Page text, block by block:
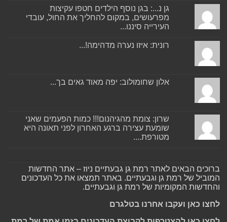
גן נ...: בגן נוסף הילדים חטפו עקיצות
מפרעושים, במקום להחליך את החול, עובדי
העירייה סיננו...
רונית: איזו נערה מדהימה!...
אלון שחומולוב: יפה מאוד גאים בך...
שרון: צומת מהגיהנום!!! כמות הפעמים שאני
שומעת עצירה ברגע האחרון לפני תאונה היא
מטורפת....
ברוכים הבאים לאתר רמת גן גבעתיים ניוז – אתר החדשות
המוביל של רמת גן וגבעתיים. באתר תמצאו את כל העדכונים
והחדשות המקומיות של רמת גן וגבעתיים.
לחצו כאן ועקבו אחרנו בטלגרם